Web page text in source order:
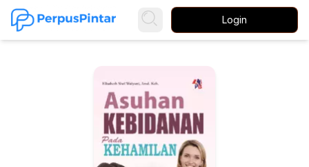
Login